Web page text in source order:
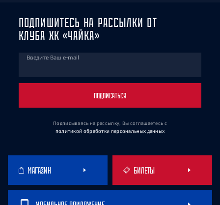
ПОДПИШИТЕСЬ НА РАССЫЛКИ ОТ
КЛУБА ХК «ЧАЙКА»
Введите Ваш e-mail
ПОДПИСАТЬСЯ
Подписываясь на рассылку, Вы соглашаетесь с
политикой обработки персональных данных
МАГАЗИН БИЛЕТЫ